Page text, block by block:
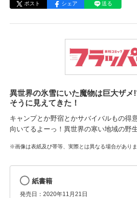
ポスト シェア 送る
異世界の氷雪にいた魔物は巨大ザ
そうに見えてきた！
キャンプとか野宿とかサバイバルもの得
向いてるよーっ！異世界の寒い地域の野
※画像は表紙及び帯等、実際とは異なる場合がありま
紙書籍
発売日：2020年11月21日